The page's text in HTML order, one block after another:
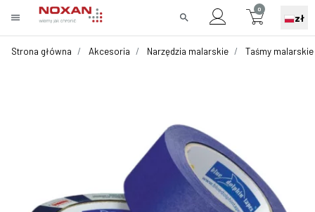
menu search
0
zł
Strona główna Akcesoria Narzędzia malarskie Taśmy malarskie